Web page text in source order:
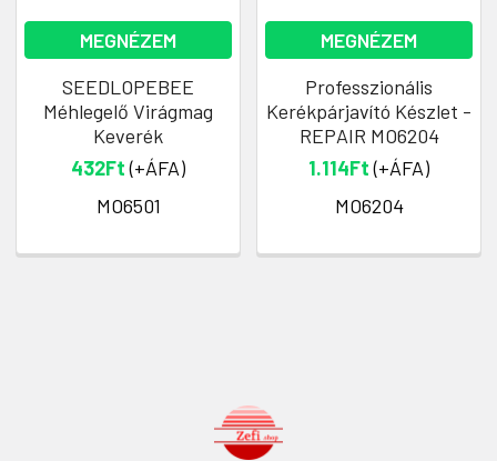
MEGNÉZEM
SEEDLOPEBEE
Méhlegelő Virágmag
Keverék
432Ft(+ÁFA)
MO6501
MEGNÉZEM
Professzionális
Kerékpárjavító Készlet -
REPAIR MO6204
1.114Ft(+ÁFA)
MO6204